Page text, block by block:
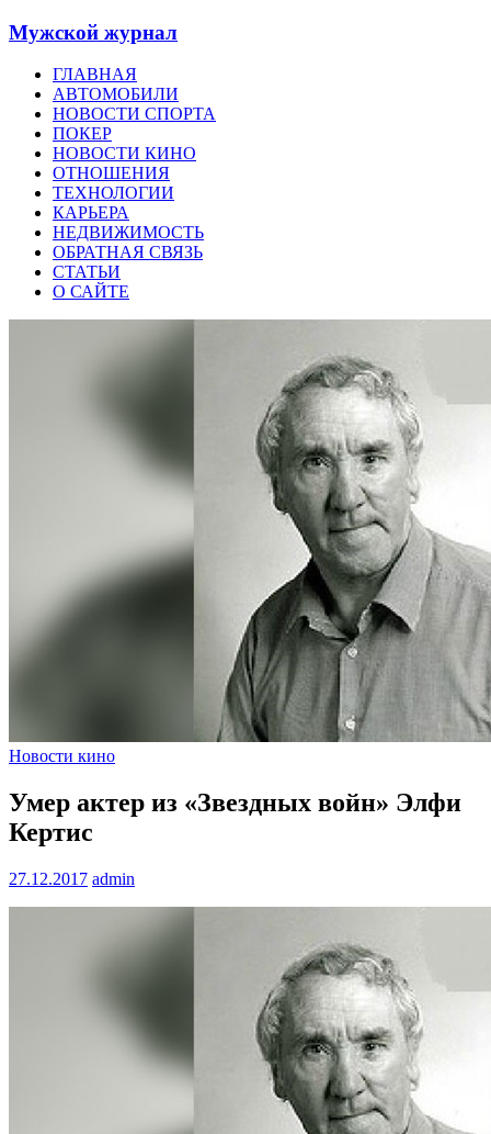
Мужской журнал
ГЛАВНАЯ
АВТОМОБИЛИ
НОВОСТИ СПОРТА
ПОКЕР
НОВОСТИ КИНО
ОТНОШЕНИЯ
ТЕХНОЛОГИИ
КАРЬЕРА
НЕДВИЖИМОСТЬ
ОБРАТНАЯ СВЯЗЬ
СТАТЬИ
О САЙТЕ
Новости кино
Умер актер из «Звездных войн» Элфи
Кертис
27.12.2017 admin